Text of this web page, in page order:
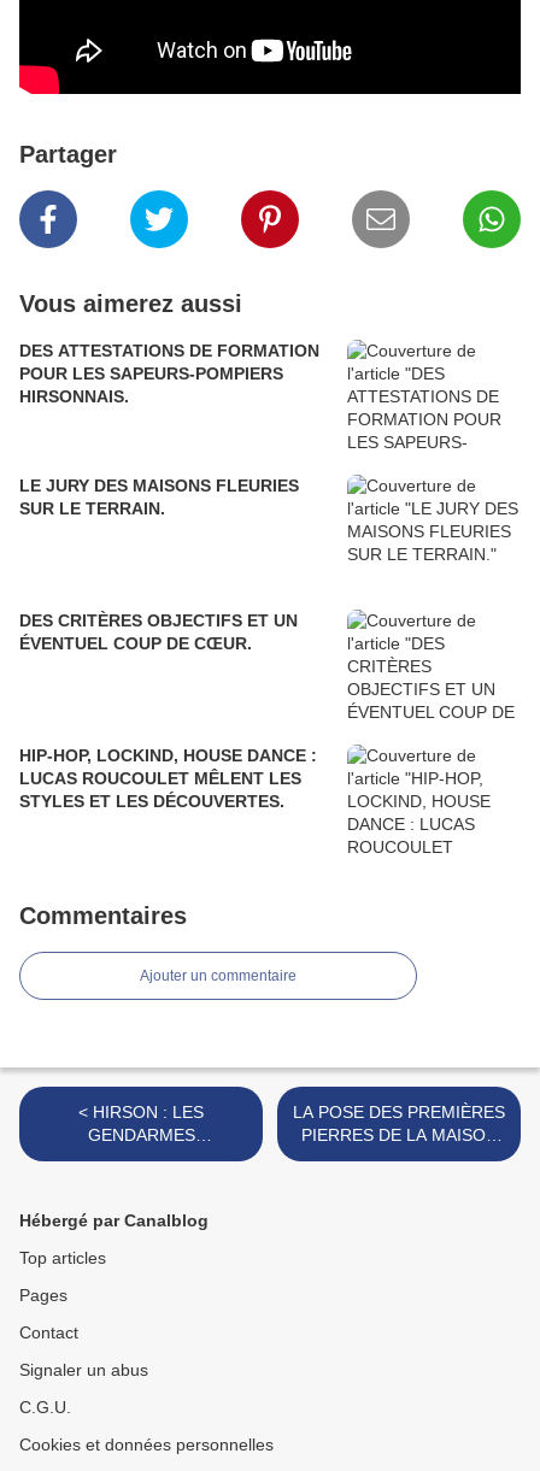
Partager
Vous aimerez aussi
DES ATTESTATIONS DE FORMATION
POUR LES SAPEURS-POMPIERS
HIRSONNAIS.
LE JURY DES MAISONS FLEURIES
SUR LE TERRAIN.
DES CRITÈRES OBJECTIFS ET UN
ÉVENTUEL COUP DE CŒUR.
HIP-HOP, LOCKIND, HOUSE DANCE :
LUCAS ROUCOULET MÊLENT LES
STYLES ET LES DÉCOUVERTES.
Commentaires
Ajouter un commentaire
< HIRSON : LES
GENDARMES
MULTIPLIENT LES
LA POSE DES PREMIÈRES
PIERRES DE LA MAISON
DE SANTÉ ET DU CENTRE
Hébergé par Canalblog
Top articles
Pages
Contact
Signaler un abus
C.G.U.
Cookies et données personnelles